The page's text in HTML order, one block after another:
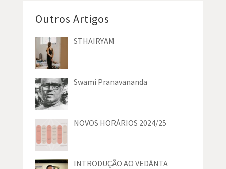
Outros Artigos
STHAIRYAM
Swami Pranavananda
NOVOS HORÁRIOS 2024/25
INTRODUÇÃO AO VEDĀNTA